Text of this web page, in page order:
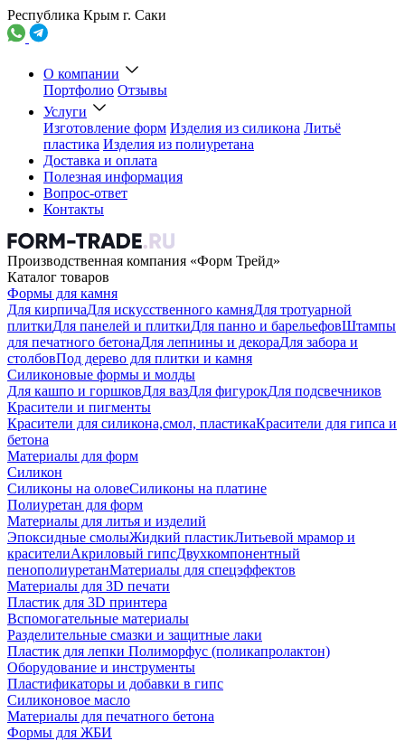
Республика Крым г. Саки
О компании
Портфолио Отзывы
Услуги
Изготовление форм Изделия из силикона Литьё
пластика Изделия из полиуретана
Доставка и оплата
Полезная информация
Вопрос-ответ
Контакты
Производственная компания «Форм Трейд»
Каталог товаров
Формы для камня
Для кирпичаДля искусственного камняДля тротуарной
плиткиДля панелей и плиткиДля панно и барельефовШтампы
для печатного бетонаДля лепнины и декораДля забора и
столбовПод дерево для плитки и камня
Силиконовые формы и молды
Для кашпо и горшковДля вазДля фигурокДля подсвечников
Красители и пигменты
Красители для силикона,смол, пластикаКрасители для гипса и
бетона
Материалы для форм
Силикон
Силиконы на оловеСиликоны на платине
Полиуретан для форм
Материалы для литья и изделий
Эпоксидные смолыЖидкий пластикЛитьевой мрамор и
красителиАкриловый гипсДвухкомпонентный
пенополиуретанМатериалы для спецэффектов
Материалы для 3D печати
Пластик для 3D принтера
Вспомогательные материалы
Разделительные смазки и защитные лаки
Пластик для лепки Полиморфус (поликапролактон)
Оборудование и инструменты
Пластификаторы и добавки в гипс
Силиконовое масло
Материалы для печатного бетона
Формы для ЖБИ